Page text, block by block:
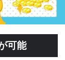
可能